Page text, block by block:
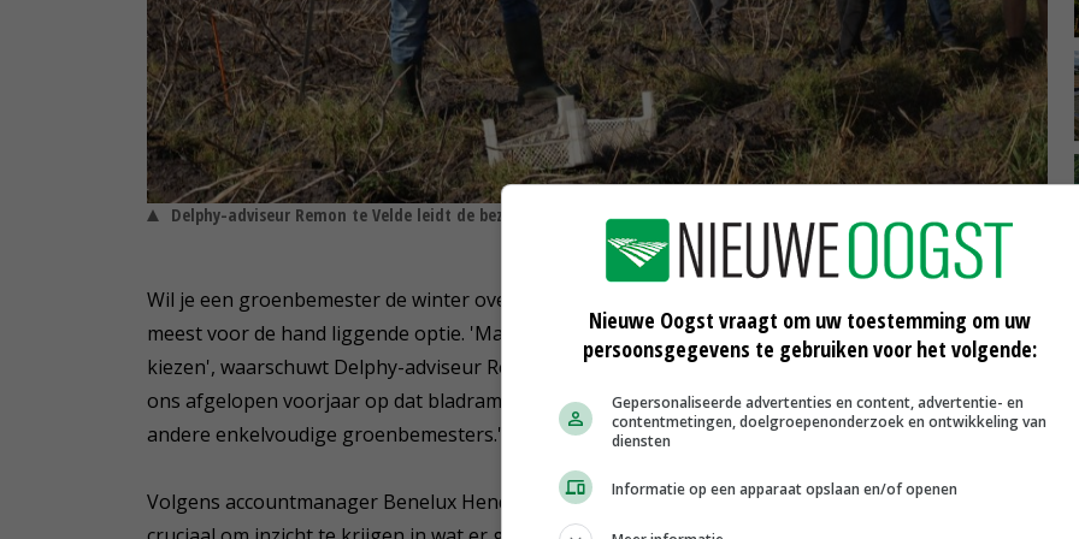
Delphy-adviseur Remon te Velde leidt de bezoekers rond langs de zeven objecten. © Job Hiddink
Wil je een groenbemester de winter over telen, dan is een mengsel met daarin een grassoort de
meest voor de hand liggende optie. 'Maar als je last hebt van aaltjes, moet je juist niet voor gras
kiezen', waarschuwt Delphy-adviseur Remon te Velde na afloop van de rondgang. 'Overigens viel
ons afgelopen voorjaar op dat bladrammenas na de vorst weer terugkwam. Dat gold niet voor
andere enkelvoudige groenbemesters.'
Volgens accountmanager Benelux Hendrik Nagelhoud van Vandinter Semo zijn bodemmonsters
Nieuwe Oogst vraagt om uw toestemming om uw
persoonsgegevens te gebruiken voor het volgende:
Gepersonaliseerde advertenties en content, advertentie- en
contentmetingen, doelgroepenonderzoek en ontwikkeling van
diensten
Informatie op een apparaat opslaan en/of openen